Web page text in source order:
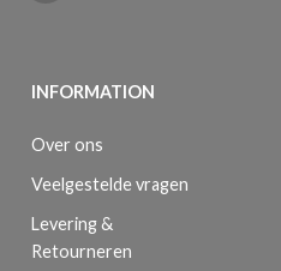
INFORMATION
Over ons
Veelgestelde vragen
Levering &
Retourneren